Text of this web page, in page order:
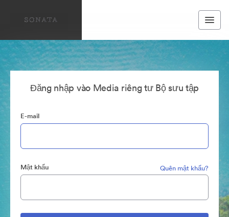
Đăng nhập vào Media riêng tư Bộ sưu tập
E-mail
Mật khẩu Quên mật khẩu?